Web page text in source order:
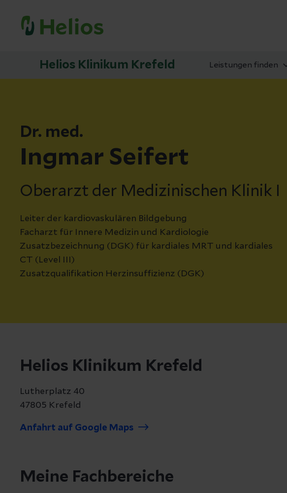
Helios Klinikum Krefeld Leistungen finden
Dr. med.
Ingmar Seifert
Oberarzt der Medizinischen Klinik I
Leiter der kardiovaskulären Bildgebung
Facharzt für Innere Medizin und Kardiologie
Zusatzbezeichnung (DGK) für kardiales MRT und kardiales
CT (Level III)
Zusatzqualifikation Herzinsuffizienz (DGK)
Helios Klinikum Krefeld
Lutherplatz 40
47805 Krefeld
Anfahrt auf Google Maps
Meine Fachbereiche